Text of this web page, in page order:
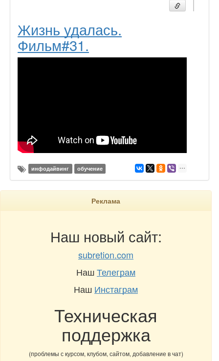
Жизнь удалась.
Фильм#31.
инфодайвинг обучение
Реклама
Наш новый сайт:
subretion.com
НашТелеграм
Наш Инстаграм
Техническая
поддержка
(проблемы с курсом, клубом, сайтом, добавление в чат)